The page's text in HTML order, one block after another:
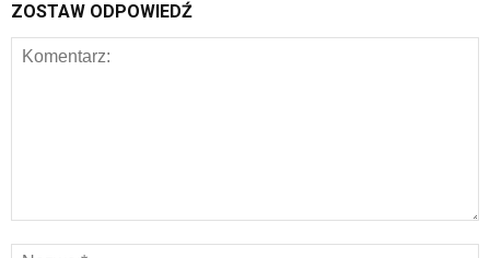
ZOSTAW ODPOWIEDŹ